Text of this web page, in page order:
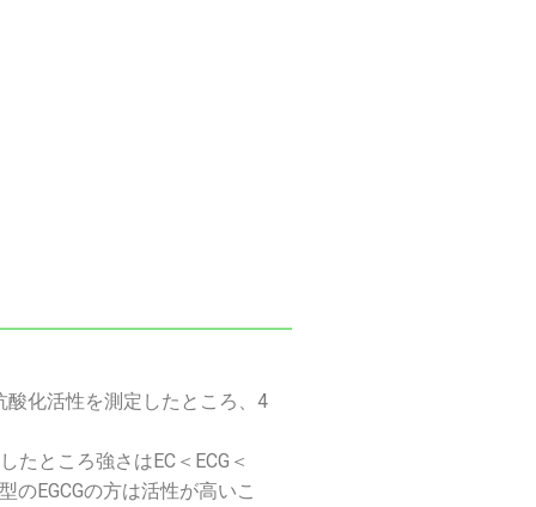
化活性を測定したところ、4
ところ強さはEC＜ECG＜
のEGCGの方は活性が高いこ